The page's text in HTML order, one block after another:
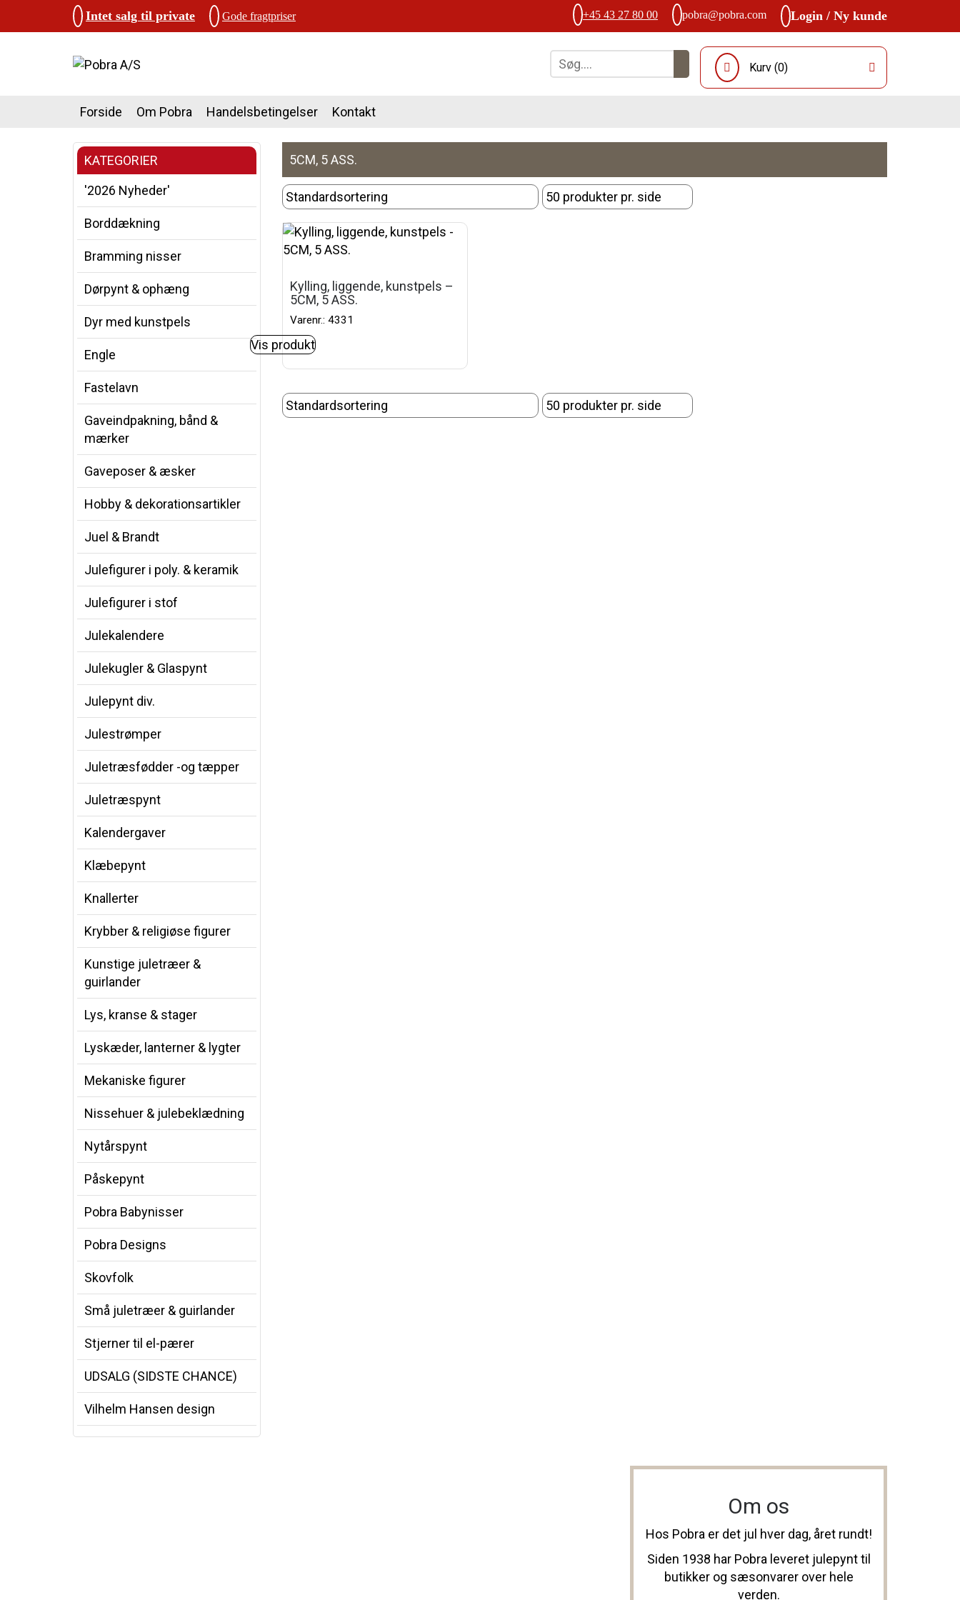
Intet salg til private Gode fragtpriser +45 43 27 80 00 pobra@pobra.com Login / Ny kunde
Kurv (0)
Forside Om Pobra Handelsbetingelser Kontakt
KATEGORIER
'2026 Nyheder'
Borddækning
Bramming nisser
Dørpynt & ophæng
Dyr med kunstpels
Engle
Fastelavn
Gaveindpakning, bånd &
mærker
Gaveposer & æsker
Hobby & dekorationsartikler
Juel & Brandt
Julefigurer i poly. & keramik
Julefigurer i stof
Julekalendere
Julekugler & Glaspynt
Julepynt div.
Julestrømper
Juletræsfødder -og tæpper
Juletræspynt
Kalendergaver
Klæbepynt
Knallerter
Krybber & religiøse figurer
Kunstige juletræer &
guirlander
Lys, kranse & stager
Lyskæder, lanterner & lygter
Mekaniske figurer
Nissehuer & julebeklædning
Nytårspynt
Påskepynt
Pobra Babynisser
Pobra Designs
Skovfolk
Små juletræer & guirlander
Stjerner til el-pærer
UDSALG (SIDSTE CHANCE)
Vilhelm Hansen design
5CM, 5 ASS.
Kylling, liggende, kunstpels –
5CM, 5 ASS.
Varenr.: 4331
Vis produkt
Om os
Hos Pobra er det jul hver dag, året rundt!
Siden 1938 har Pobra leveret julepynt til
butikker og sæsonvarer over hele
verden.